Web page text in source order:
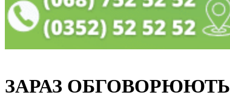
ЗАРАЗ ОБГОВОРЮЮТЬ